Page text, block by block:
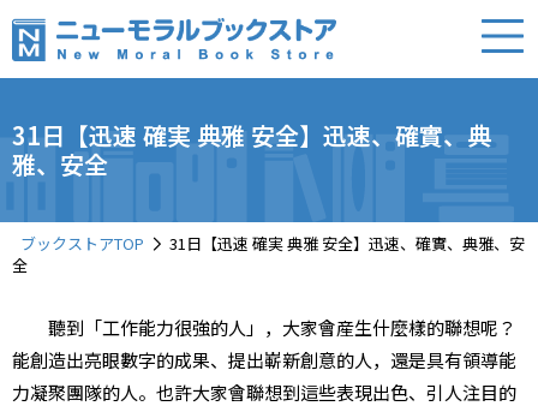
31日【迅速 確実 典雅 安全】迅速、確實、典
雅、安全
ブックストアTOP
31日【迅速 確実 典雅 安全】迅速、確實、典雅、安
全
聽到「工作能力很強的人」，大家會産生什麼樣的聯想呢？
能創造出亮眼數字的成果、提出嶄新創意的人，還是具有領導能
力凝聚團隊的人。也許大家會聯想到這些表現出色、引人注目的